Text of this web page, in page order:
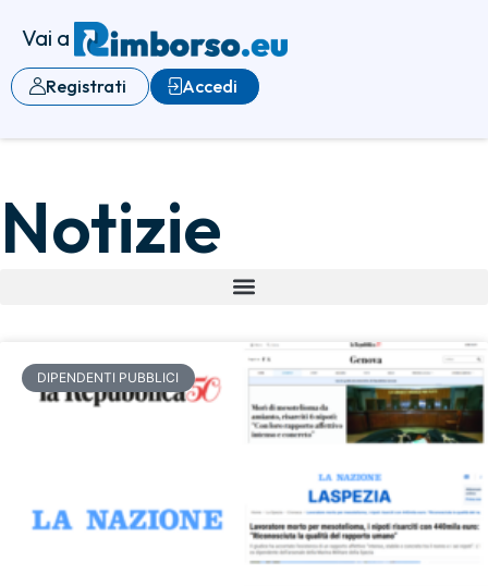
Vai a
Accedi
Registrati
Notizie
DIPENDENTI PUBBLICI